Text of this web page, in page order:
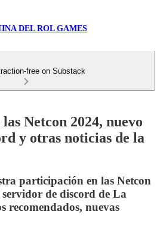
DEL ROL GAMES
free on Substack
Netcon 2024, nuevo
y otras noticias de la
participación en las Netcon
de discord de La
recomendados, nuevas